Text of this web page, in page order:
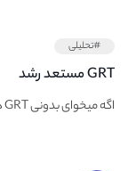
#تحلیلی
GRT مستعد رشد
اگه میخوای بدونی GRT در آینده چه وضعیتی خواهد...